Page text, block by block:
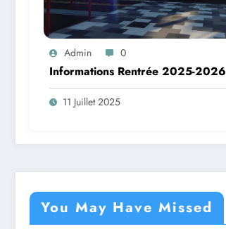
Admin 0
Informations Rentrée 2025-2026
11 Juillet 2025
You May Have Missed